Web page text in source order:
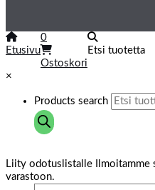
Etusivu
0
Ostoskori
Etsi tuotetta
×
Products search
Liity odotuslistalle
varastoon.